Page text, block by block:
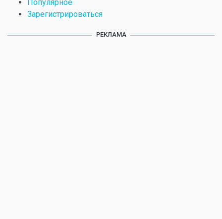
Популярное
Зарегистрироваться
РЕКЛАМА